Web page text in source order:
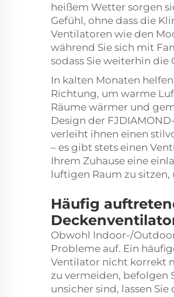
heißem Wetter sorgen
Gefühl, ohne dass die
Ventilatoren wie den
während Sie sich mit
sodass Sie weiterhin die
In kalten Monaten
Richtung, um warme
Räume wärmer und
Design der
verleiht ihnen einen
– es gibt stets einen
Ihrem Zuhause eine
luftigen Raum zu
Häufig
Obwohl Indoor-/
Probleme auf. Ein
Ventilator nicht korrekt
zu vermeiden, befolgen
unsicher sind, lassen